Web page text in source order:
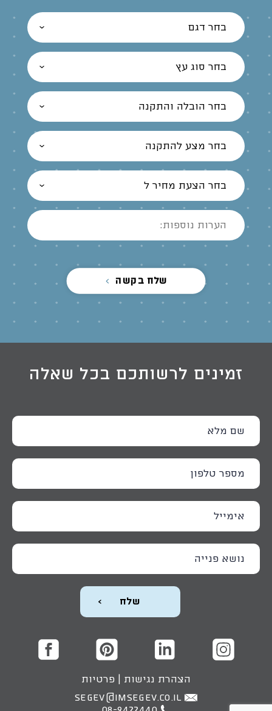
בחר דגם
בחר סוג עץ
בחר הובלה והתקנה
בחר מצע להתקנה
בחר הצעת מחיר ל
שלח בקשה
זמינים לרשותכם בכל שאלה
SEGEV@IMSEGEV.CO.IL
הצהרת נגישות פרטיות